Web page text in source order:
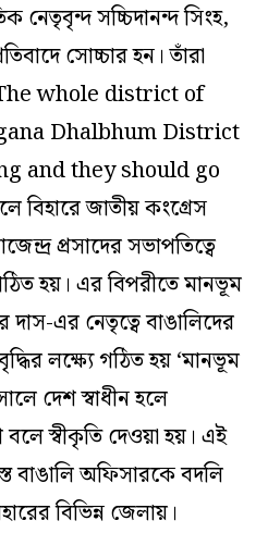
নেতৃবৃন্দ সচ্চিদানন্দ সিংহ,
সোচ্চার হন। তাঁরা
whole district of
Dhalbhum District
and they should go
বিহারে জাতীয় কংগ্রেস
প্রসাদের সভাপতিত্বে
হয়। এর বিপরীতে মানভূম
দাস-এর নেতৃত্বে বাঙালিদের
লক্ষ্যে গঠিত হয় ‘মানভূম
দেশ স্বাধীন হলে
স্বীকৃতি দেওয়া হয়। এই
বাঙালি অফিসারকে বদলি
বিভিন্ন জেলায়।